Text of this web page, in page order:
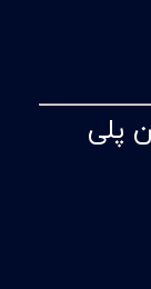
پلی